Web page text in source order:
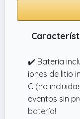
✔️ Batería
iones de litio
C (no
eventos sin
batería!